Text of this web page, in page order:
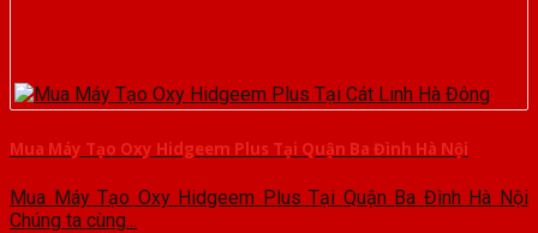
Mua Máy Tạo Oxy Hidgeem Plus Tại Quận Ba Đình Hà Nội
Mua Máy Tạo Oxy Hidgeem Plus Tại Quận Ba Đình Hà Nội
Chúng ta cùng...